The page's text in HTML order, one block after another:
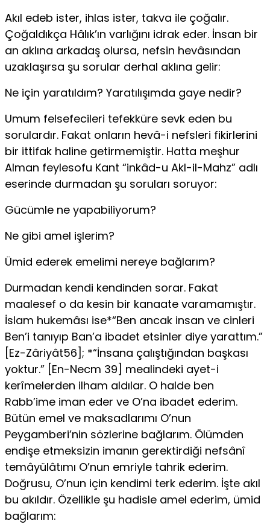
Akıl edeb ister, ihlas ister, takva ile çoğalır.
Çoğaldıkça Hâlık’ın var­lığını idrak eder. İnsan bir
an aklına arkadaş olursa, nefsin hevâsından
uzaklaşırsa şu sorular derhal aklına gelir:
Ne için yaratıldım? Yaratılışımda gaye nedir?
Umum felsefecileri tefekküre sevk eden bu
sorulardır. Fakat onların hevâ-i nefsleri fikirlerini
bir ittifak haline getirmemiştir. Hatta meşhur
Alman feylesofu Kant “inkâd-u Akl-il-Mahz” adlı
eserinde durmadan şu soruları soruyor:
Gücümle ne yapabiliyorum?
Ne gibi amel işlerim?
Ümid ederek emelimi nereye bağlarım?
Durmadan kendi kendinden sorar. Fakat
maalesef o da kesin bir kanaate varamamıştır.
İslam hukemâsı ise*“Ben ancak insan ve cinleri
Ben’i tanıyıp Ban’a ibadet etsinler diye yarattım.”
[Ez-Zâriyât56]; *“İnsana çalıştığından başkası
yoktur.” [En-Necm 39] mealindeki ayet-i
kerîmelerden ilham aldılar. O halde ben
Rabb’ime iman eder ve O’na ibadet ederim.
Bütün emel ve maksadlarımı O’nun
Peygamberi’nin sözlerine bağlarım. Ölüm­den
endişe etmeksizin imanın gerektirdiği nefsânî
temâyülâtımı O’nun emriyle tahrik ederim.
Doğrusu, O’nun için kendimi terk ederim. İşte akıl
bu akıldır. Özellikle şu hadisle amel ederim, ümid
bağlarım: